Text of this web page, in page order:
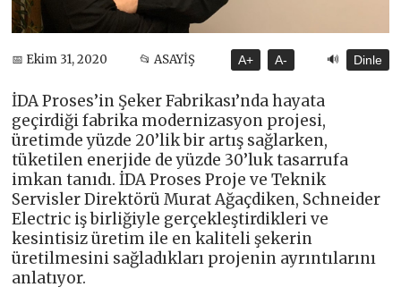
📅 Ekim 31, 2020 📂 ASAYİŞ A+ A- 🔊 Dinle
İDA Proses’in Şeker Fabrikası’nda hayata
geçirdiği fabrika modernizasyon projesi,
üretimde yüzde 20’lik bir artış sağlarken,
tüketilen enerjide de yüzde 30’luk tasarrufa
imkan tanıdı. İDA Proses Proje ve Teknik
Servisler Direktörü Murat Ağaçdiken, Schneider
Electric iş birliğiyle gerçekleştirdikleri ve
kesintisiz üretim ile en kaliteli şekerin
üretilmesini sağladıkları projenin ayrıntılarını
anlatıyor.